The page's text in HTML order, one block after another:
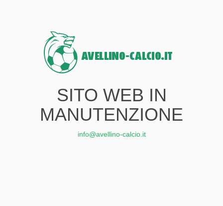
SITO WEB IN
MANUTENZIONE
info@avellino-calcio.it